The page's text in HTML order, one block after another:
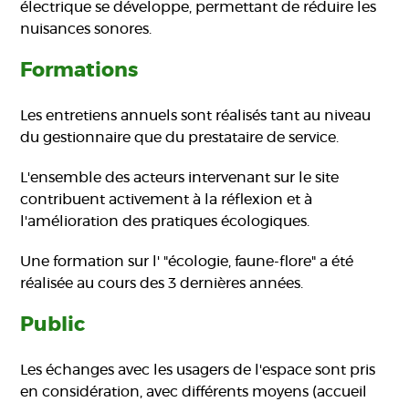
électrique se développe, permettant de réduire les
nuisances sonores.
Formations
Les entretiens annuels sont réalisés tant au niveau
du gestionnaire que du prestataire de service.
L'ensemble des acteurs intervenant sur le site
contribuent activement à la réflexion et à
l'amélioration des pratiques écologiques.
Une formation sur l' "écologie, faune-flore" a été
réalisée au cours des 3 dernières années.
Public
Les échanges avec les usagers de l'espace sont pris
en considération, avec différents moyens (accueil